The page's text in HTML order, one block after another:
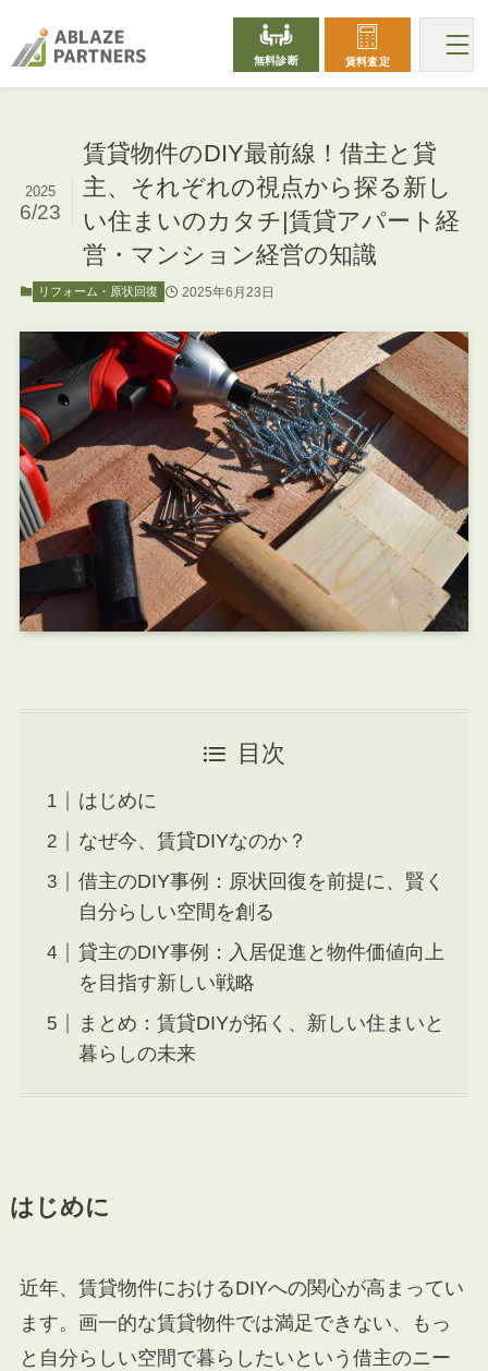
無料診断 賃料査定
賃貸物件のDIY最前線！借主と貸
主、それぞれの視点から探る新し
い住まいのカタチ|賃貸アパート経
営・マンション経営の知識
2025
6/23
リフォーム・原状回復 2025年6月23日
目次
はじめに
なぜ今、賃貸DIYなのか？
借主のDIY事例：原状回復を前提に、賢く
自分らしい空間を創る
貸主のDIY事例：入居促進と物件価値向上
を目指す新しい戦略
まとめ：賃貸DIYが拓く、新しい住まいと
暮らしの未来
はじめに
近年、賃貸物件におけるDIYへの関心が高まってい
ます。画一的な賃貸物件では満足できない、もっ
と自分らしい空間で暮らしたいという借主のニー